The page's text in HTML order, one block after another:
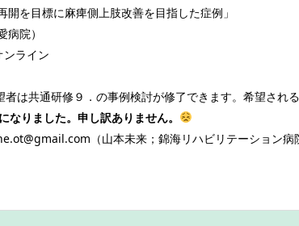
を目標に麻痺側上肢改善を目指した症例」
院）
ライン
は共通研修９．の事例検討が修了できます。希望され
なりました。申し訳ありません。
（山本未来；錦海リハビリテーション病